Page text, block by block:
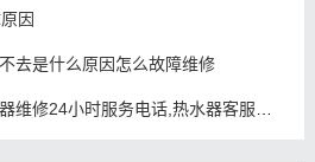
因
去是什么原因怎么故障维修
修24小时服务电话,热水器客服中心电话